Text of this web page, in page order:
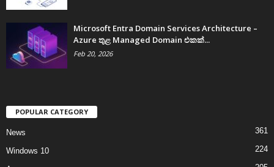
Microsoft Entra Domain Services Architecture –
Azure තුළ Managed Domain එකක්...
Feb 20, 2026
POPULAR CATEGORY
News 361
Windows 10 224